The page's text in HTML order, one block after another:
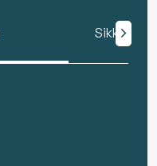
Sikker mail